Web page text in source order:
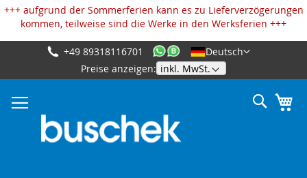
+++ aufgrund der Sommerferien kann es zu Lieferverzögerungen
kommen, teilweise sind die Werke in den Werksferien +++
Zum
Inhalt
Deutsch
Preise anzeigen:
+49 89318116701
Suche
Cookie-Einstellungen